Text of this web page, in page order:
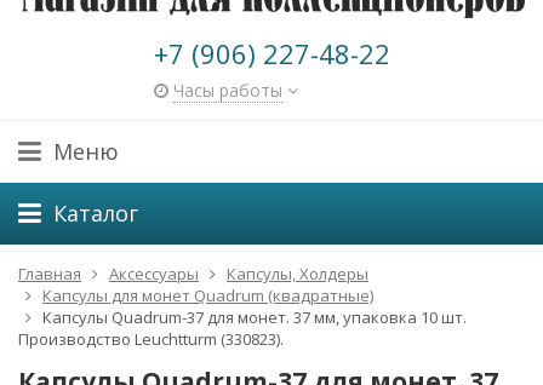
+7 (906) 227-48-22
Часы работы
Меню
Каталог
Главная Аксессуары
Капсулы, Холдеры
Капсулы для монет Quadrum (квадратные)
Капсулы Quadrum-37 для монет. 37 мм, упаковка 10 шт.
Производство Leuchtturm (330823).